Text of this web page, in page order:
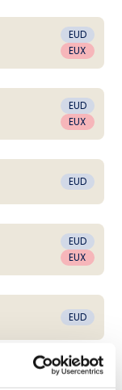
EUD
EUX
EUD
EUX
EUD
EUD
EUX
EUD